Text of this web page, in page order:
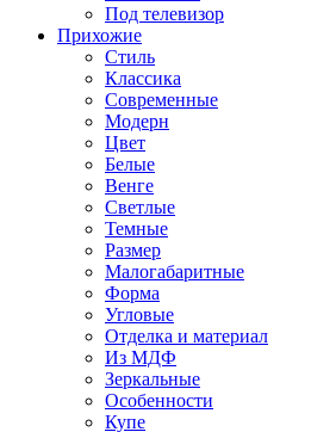
Под телевизор
Прихожие
Стиль
Классика
Современные
Модерн
Цвет
Белые
Венге
Светлые
Темные
Размер
Малогабаритные
Форма
Угловые
Отделка и материал
Из МДФ
Зеркальные
Особенности
Купе